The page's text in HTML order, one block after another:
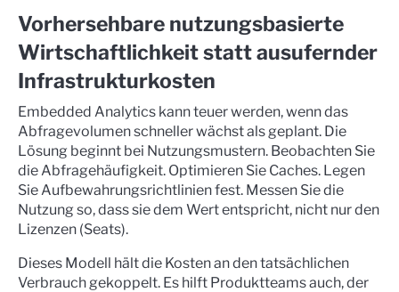
Vorhersehbare nutzungsbasierte
Wirtschaftlichkeit statt ausufernder
Infrastrukturkosten
Embedded Analytics kann teuer werden, wenn das
Abfragevolumen schneller wächst als geplant. Die
Lösung beginnt bei Nutzungsmustern. Beobachten Sie
die Abfragehäufigkeit. Optimieren Sie Caches. Legen
Sie Aufbewahrungsrichtlinien fest. Messen Sie die
Nutzung so, dass sie dem Wert entspricht, nicht nur den
Lizenzen (Seats).
Dieses Modell hält die Kosten an den tatsächlichen
Verbrauch gekoppelt. Es hilft Produktteams auch, der